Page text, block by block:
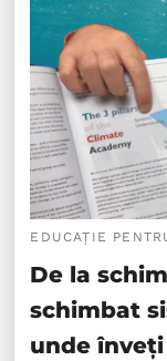
EDUCAȚIE
De la
schimbat
unde